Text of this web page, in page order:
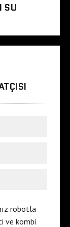
SU
robotla
ve kombi